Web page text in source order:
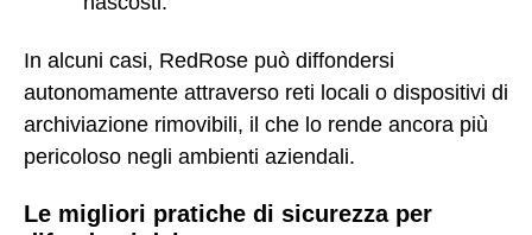
In alcuni casi, RedRose può diffondersi
autonomamente attraverso reti locali o dispositivi di
archiviazione rimovibili, il che lo rende ancora più
pericoloso negli ambienti aziendali.
Le migliori pratiche di sicurezza per